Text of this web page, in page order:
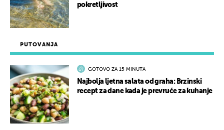
PUTOVANJA
GOTOVO ZA 15 MINUTA
Najbolja ljetna salata od graha: Brzinski
recept za dane kada je prevruće za kuhanje
pokretljivost